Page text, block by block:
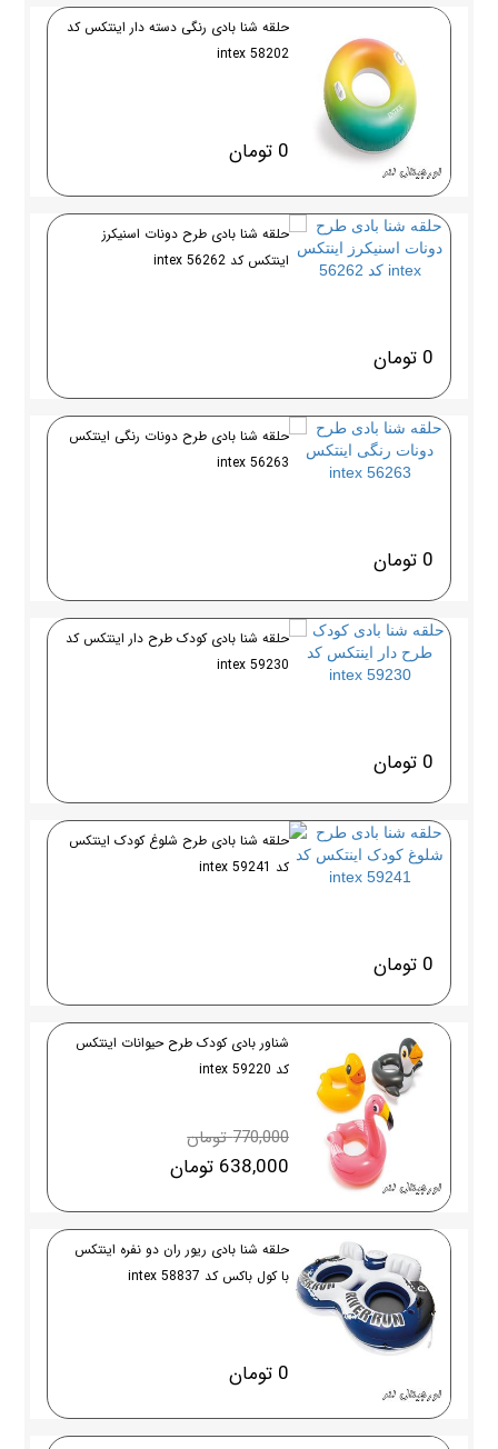
حلقه شنا بادی رنگی دسته دار اینتکس کد
58202 intex
0 تومان
حلقه شنا بادی طرح دونات اسنیکرز
اینتکس کد 56262 intex
0 تومان
حلقه شنا بادی طرح دونات رنگی اینتکس
intex 56263
0 تومان
حلقه شنا بادی کودک طرح دار اینتکس کد
intex 59230
0 تومان
حلقه شنا بادی طرح شلوغ کودک اینتکس
کد intex 59241
0 تومان
شناور بادی کودک طرح حیوانات اینتکس
کد intex 59220
770,000 تومان
638,000 تومان
حلقه شنا بادی ریور ران دو نفره اینتکس
با کول باکس کد 58837 intex
0 تومان